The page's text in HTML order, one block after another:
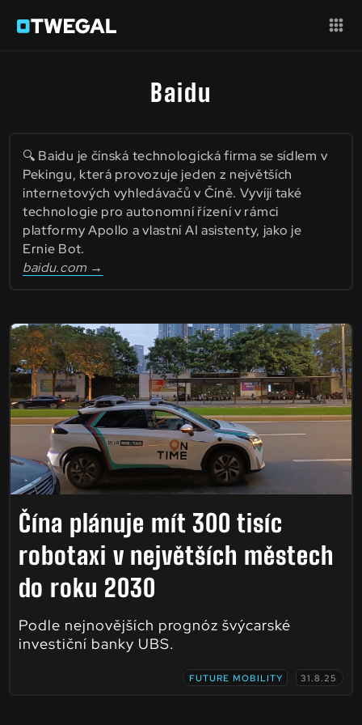
Baidu
🔍 Baidu je čínská technologická firma se sídlem v
Pekingu, která provozuje jeden z největších
internetových vyhledávačů v Číně. Vyvíjí také
technologie pro autonomní řízení v rámci
platformy Apollo a vlastní AI asistenty, jako je
Ernie Bot.
baidu.com →
Čína plánuje mít 300 tisíc
robotaxi v největších městech
do roku 2030
Podle nejnovějších prognóz švýcarské
investiční banky UBS.
FUTURE MOBILITY 31.8.25